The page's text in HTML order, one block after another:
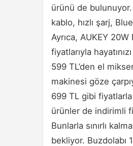
ürünü de
kablo, hızlı şarj,
Ayrıca, AUKEY
fiyatlarıyla
599 TL’den el
makinesi göze
699 TL gibi
ürünler de indirimli
Bunlarla sınırlı
bekliyor. Buzdolabı